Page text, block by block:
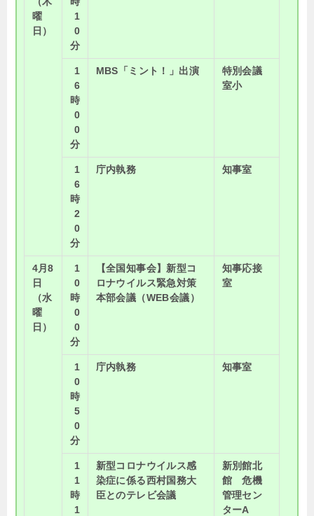
曜
日）
1
0
分
1
6
時
0
0
分
MBS「ミント！」出演
特別会議
室小
1
6
時
2
0
分
庁内執務 知事室
4月8
日
（水
曜
日）
1
0
時
0
0
分
【全国知事会】新型コ
ロナウイルス緊急対策
本部会議（WEB会議）
知事応接
室
1
0
時
5
0
分
庁内執務 知事室
1
1
時
1
新型コロナウイルス感
染症に係る西村国務大
臣とのテレビ会議
新別館北
館 危機
管理セン
ターA